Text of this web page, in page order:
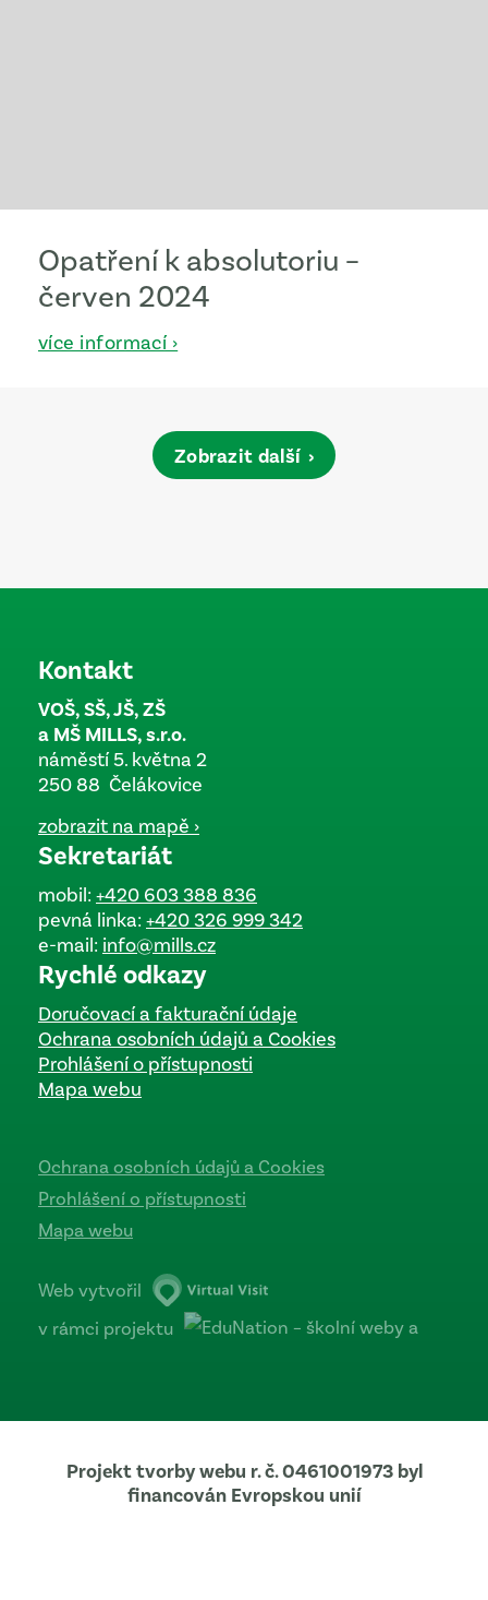
Opatření k absolutoriu –
červen 2024
více informací ›
Zobrazit další
Kontakt
VOŠ, SŠ, JŠ, ZŠ
a MŠ MILLS, s.r.o.
náměstí 5. května 2
250 88 Čelákovice
zobrazit na mapě ›
Sekretariát
mobil: +420 603 388 836
pevná linka: +420 326 999 342
e-mail: info@mills.cz
Rychlé odkazy
Doručovací a fakturační údaje
Ochrana osobních údajů a Cookies
Prohlášení o přístupnosti
Mapa webu
Ochrana osobních údajů a Cookies
Prohlášení o přístupnosti
Mapa webu
Web vytvořil
v rámci projektu
Projekt tvorby webu r. č. 0461001973 byl
financován Evropskou unií